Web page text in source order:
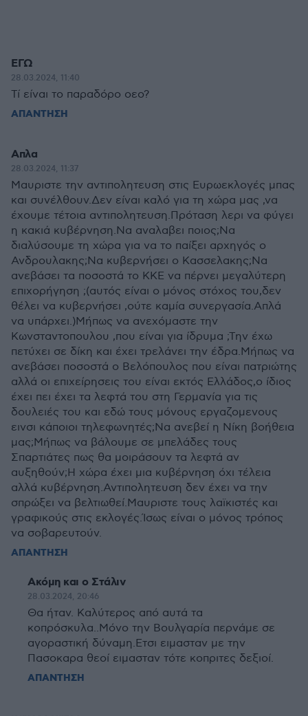
ΕΓΩ
28.03.2024, 11:40
Τί είναι το παραδόρο οεο?
ΑΠΑΝΤΗΣΗ
Απλα
28.03.2024, 11:37
Μαυριστε την αντιπολητευση στις Ευρωεκλογές μπας
και συνέλθουν.Δεν είναι καλό για τη χώρα μας ,να
έχουμε τέτοια αντιπολητευση.Πρόταση λερι να φύγει
η κακιά κυβέρνηση.Να αναλαβει ποιος;Να
διαλύσουμε τη χώρα για να το παίξει αρχηγός ο
Ανδρουλακης;Να κυβερνήσει ο Κασσελακης;Να
ανεβάσει τα ποσοστά το ΚΚΕ να πέρνει μεγαλύτερη
επιχορήγηση ;(αυτός είναι ο μόνος στόχος του,δεν
θέλει να κυβερνήσει ,ούτε καμία συνεργασία.Απλά
να υπάρχει.)Μήπως να ανεχόμαστε την
Κωνσταντοπουλου ,που είναι για ίδρυμα ;Την έχω
πετύχει σε δίκη και έχει τρελάνει την έδρα.Μήπως να
ανεβάσει ποσοστά ο Βελόπουλος που είναι πατριώτης
αλλά οι επιχείρησεις του είναι εκτός Ελλάδος,ο ίδιος
έχει πει έχει τα λεφτά του στη Γερμανία για τις
δουλειές του και εδώ τους μόνους εργαζομενους
εινσι κάποιοι τηλεφωνητές;Να ανεβεί η Νίκη βοήθεια
μας;Μήπως να βάλουμε σε μπελάδες τους
Σπαρτιάτες πως θα μοιράσουν τα λεφτά αν
αυξηθούν;Η χώρα έχει μια κυβέρνηση όχι τέλεια
αλλά κυβέρνηση.Αντιπολητευση δεν έχει να την
σπρώξει να βελτιωθεί.Μαυριστε τους λαϊκιστές και
γραφικούς στις εκλογές.Ίσως είναι ο μόνος τρόπος
να σοβαρευτούν.
ΑΠΑΝΤΗΣΗ
Ακόμη και ο Στάλιν
28.03.2024, 20:46
Θα ήταν. Καλύτερος από αυτά τα
κοπρόσκυλα..Μόνο την Βουλγαρία περνάμε σε
αγοραστική δύναμη.Ετσι ειμασταν με την
Πασοκαρα θεοί ειμασταν τότε κοπριτες δεξιοί.
ΑΠΑΝΤΗΣΗ